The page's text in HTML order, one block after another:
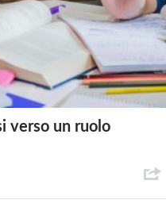
verso un ruolo